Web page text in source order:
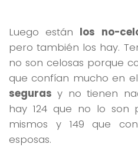
Luego están los no-
pero también los hay.
no son celosas porque
que confían mucho en
seguras y no tienen
hay 124 que no lo son
mismos y 149 que
esposas.